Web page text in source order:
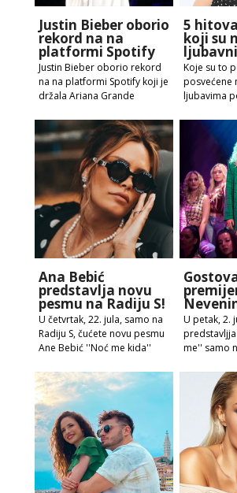
Justin Bieber oborio
rekord na na
platformi Spotify
Justin Bieber oborio rekord
na na platformi Spotify koji je
držala Ariana Grande
5
koji su
Koje su to
posvećene
ljubavima
Ana Bebić
predstavlja novu
pesmu na Radiju S!
U četvrtak, 22. jula, samo na
Radiju S, čućete novu pesmu
Ane Bebić ''Noć me kida''
U petak, 2.
me'' samo